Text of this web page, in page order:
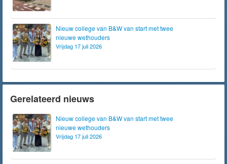
Nieuw college van B&W van start met twee
nieuwe wethouders
Vrijdag 17 juli 2026
Gerelateerd nieuws
Nieuw college van B&W van start met twee
nieuwe wethouders
Vrijdag 17 juli 2026